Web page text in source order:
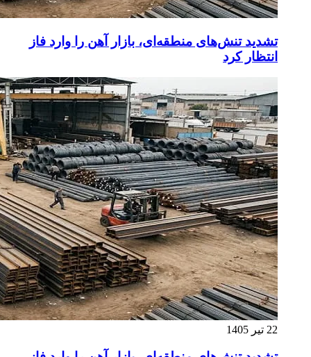
تشدید تنش‌های منطقه‌ای، بازار آهن را وارد فاز
انتظار کرد
22 تیر 1405